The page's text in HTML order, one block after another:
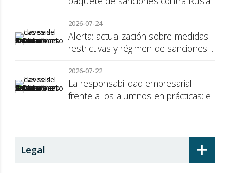
2026-07-24
Alerta: actualización sobre medidas
restrictivas y régimen de sanciones
2026-07-22
La responsabilidad empresarial
frente a los alumnos en prácticas: el
+
Legal